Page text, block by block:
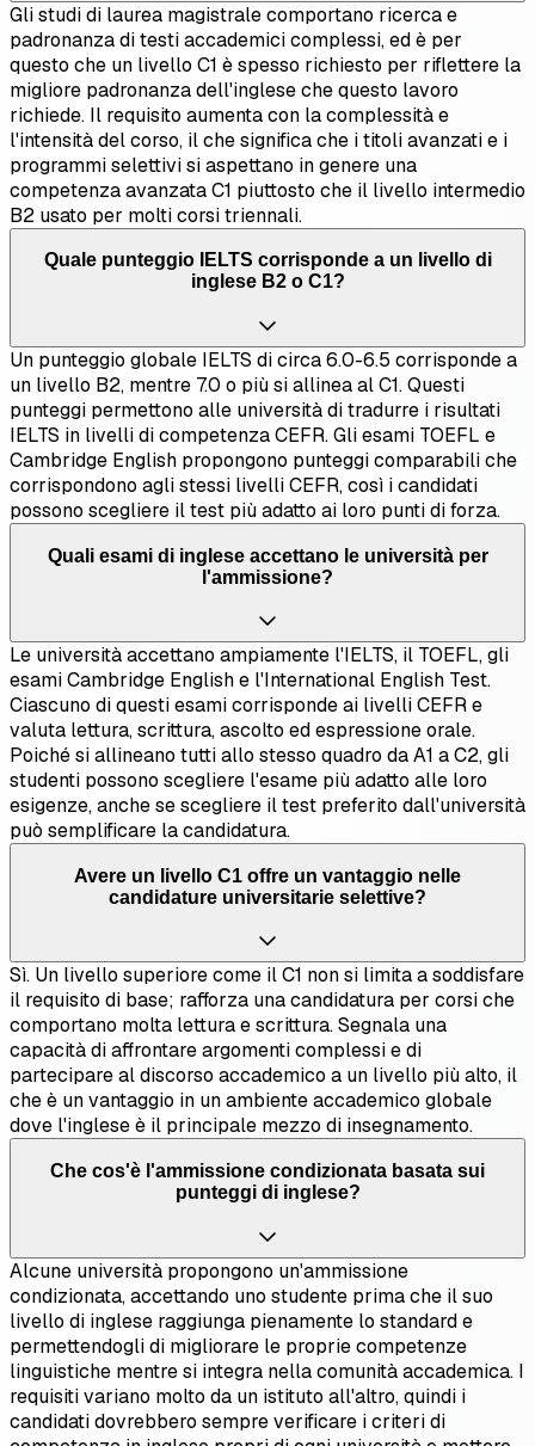
Gli studi di laurea magistrale comportano ricerca e
padronanza di testi accademici complessi, ed è per
questo che un livello C1 è spesso richiesto per riflettere la
migliore padronanza dell'inglese che questo lavoro
richiede. Il requisito aumenta con la complessità e
l'intensità del corso, il che significa che i titoli avanzati e i
programmi selettivi si aspettano in genere una
competenza avanzata C1 piuttosto che il livello intermedio
B2 usato per molti corsi triennali.
Quale punteggio IELTS corrisponde a un livello di
inglese B2 o C1?
Un punteggio globale IELTS di circa 6.0-6.5 corrisponde a
un livello B2, mentre 7.0 o più si allinea al C1. Questi
punteggi permettono alle università di tradurre i risultati
IELTS in livelli di competenza CEFR. Gli esami TOEFL e
Cambridge English propongono punteggi comparabili che
corrispondono agli stessi livelli CEFR, così i candidati
possono scegliere il test più adatto ai loro punti di forza.
Quali esami di inglese accettano le università per
l'ammissione?
Le università accettano ampiamente l'IELTS, il TOEFL, gli
esami Cambridge English e l'International English Test.
Ciascuno di questi esami corrisponde ai livelli CEFR e
valuta lettura, scrittura, ascolto ed espressione orale.
Poiché si allineano tutti allo stesso quadro da A1 a C2, gli
studenti possono scegliere l'esame più adatto alle loro
esigenze, anche se scegliere il test preferito dall'università
può semplificare la candidatura.
Avere un livello C1 offre un vantaggio nelle
candidature universitarie selettive?
Sì. Un livello superiore come il C1 non si limita a soddisfare
il requisito di base; rafforza una candidatura per corsi che
comportano molta lettura e scrittura. Segnala una
capacità di affrontare argomenti complessi e di
partecipare al discorso accademico a un livello più alto, il
che è un vantaggio in un ambiente accademico globale
dove l'inglese è il principale mezzo di insegnamento.
Che cos'è l'ammissione condizionata basata sui
punteggi di inglese?
Alcune università propongono un'ammissione
condizionata, accettando uno studente prima che il suo
livello di inglese raggiunga pienamente lo standard e
permettendogli di migliorare le proprie competenze
linguistiche mentre si integra nella comunità accademica. I
requisiti variano molto da un istituto all'altro, quindi i
candidati dovrebbero sempre verificare i criteri di